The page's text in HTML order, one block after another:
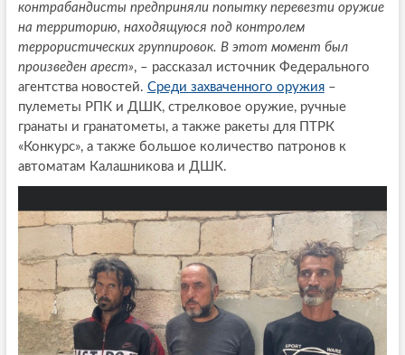
контрабандисты предприняли попытку перевезти оружие
на территорию, находящуюся под контролем
террористических группировок. В этот момент был
произведен арест», – рассказал источник Федерального
агентства новостей. Среди захваченного оружия–
пулеметы РПК и ДШК, стрелковое оружие, ручные
гранаты и гранатометы, а также ракеты для ПТРК
«Конкурс», а также большое количество патронов к
автоматам Калашникова и ДШК.